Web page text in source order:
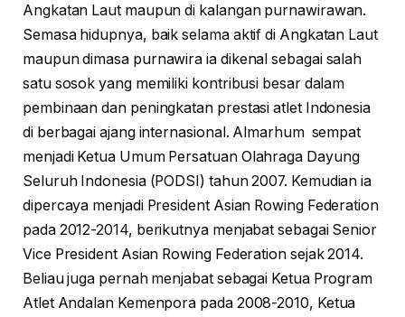
Angkatan Laut maupun di kalangan purnawirawan.
Semasa hidupnya, baik selama aktif di Angkatan Laut
maupun dimasa purnawira ia dikenal sebagai salah
satu sosok yang memiliki kontribusi besar dalam
pembinaan dan peningkatan prestasi atlet Indonesia
di berbagai ajang internasional. Almarhum sempat
menjadi Ketua Umum Persatuan Olahraga Dayung
Seluruh Indonesia (PODSI) tahun 2007. Kemudian ia
dipercaya menjadi President Asian Rowing Federation
pada 2012-2014, berikutnya menjabat sebagai Senior
Vice President Asian Rowing Federation sejak 2014.
Beliau juga pernah menjabat sebagai Ketua Program
Atlet Andalan Kemenpora pada 2008-2010, Ketua